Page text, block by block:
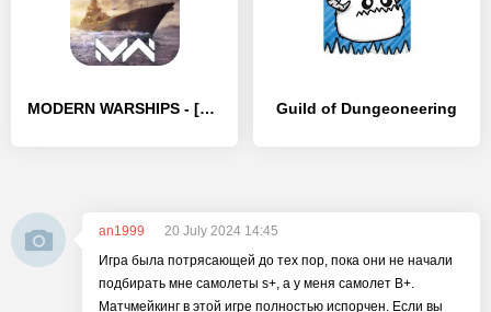
MODERN WARSHIPS - [MOD Много монет] Guild of Dungeoneering
an1999
20 July 2024 14:45
Игра была потрясающей до тех пор, пока они не начали
подбирать мне самолеты s+, а у меня самолет B+.
Матчмейкинг в этой игре полностью испорчен. Если вы